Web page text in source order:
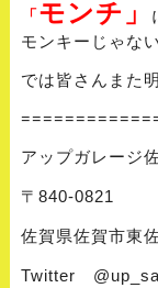
「モンチ」
モンキーじゃな
では皆さんまた
アップガレージ
〒840-0821
佐賀県佐賀市東
Twitter